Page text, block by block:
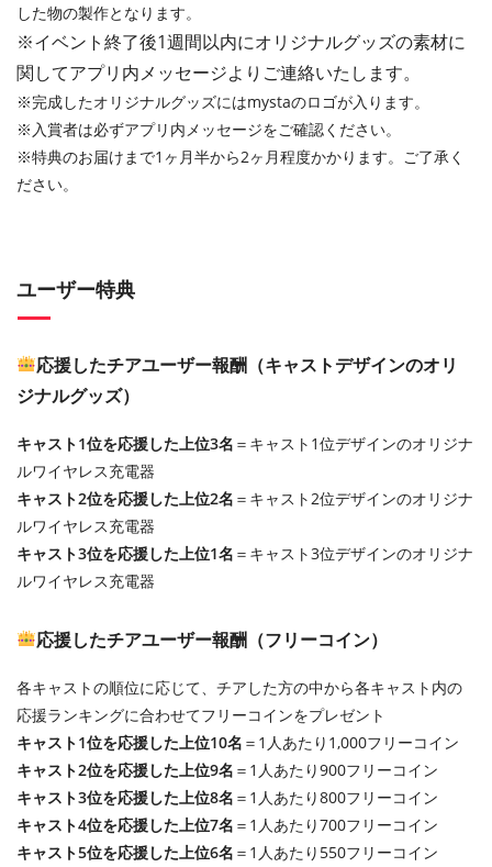
した物の製作となります。
※イベント終了後1週間以内にオリジナルグッズの素材に
関してアプリ内メッセージよりご連絡いたします。
※完成したオリジナルグッズにはmystaのロゴが入ります。
※入賞者は必ずアプリ内メッセージをご確認ください。
※特典のお届けまで1ヶ月半から2ヶ月程度かかります。ご了承く
ださい。
ユーザー特典
応援したチアユーザー報酬（キャストデザインのオリ
ジナルグッズ）
キャスト1位を応援した上位3名 ＝キャスト1位デザインのオリジナ
ルワイヤレス充電器
キャスト2位を応援した上位2名 ＝キャスト2位デザインのオリジナ
ルワイヤレス充電器
キャスト3位を応援した上位1名 ＝キャスト3位デザインのオリジナ
ルワイヤレス充電器
応援したチアユーザー報酬（フリーコイン）
各キャストの順位に応じて、チアした方の中から各キャスト内の
応援ランキングに合わせてフリーコインをプレゼント
キャスト1位を応援した上位10名 ＝1人あたり1,000フリーコイン
キャスト2位を応援した上位9名 ＝1人あたり900フリーコイン
キャスト3位を応援した上位8名 ＝1人あたり800フリーコイン
キャスト4位を応援した上位7名 ＝1人あたり700フリーコイン
キャスト5位を応援した上位6名 ＝1人あたり550フリーコイン